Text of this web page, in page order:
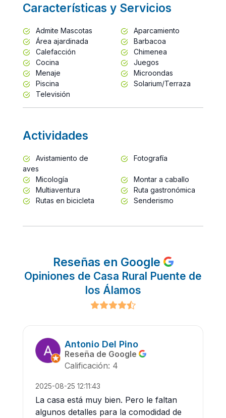
Características y Servicios
Admite Mascotas
Aparcamiento
Área ajardinada
Barbacoa
Calefacción
Chimenea
Cocina
Juegos
Menaje
Microondas
Piscina
Solarium/Terraza
Televisión
Actividades
Avistamiento de
aves
Fotografía
Micología
Montar a caballo
Multiaventura
Ruta gastronómica
Rutas en bicicleta
Senderismo
Reseñas en Google
Opiniones de Casa Rural Puente de
los Álamos
Antonio Del Pino
Reseña de Google
Calificación: 4
2025-08-25 12:11:43
La casa está muy bien. Pero le faltan
algunos detalles para la comodidad de